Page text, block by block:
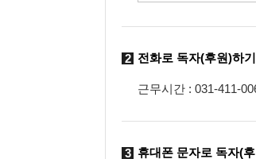
2 전화로 독자(후원)하기
근무시간 : 031-411-
3 휴대폰 문자로 독자(